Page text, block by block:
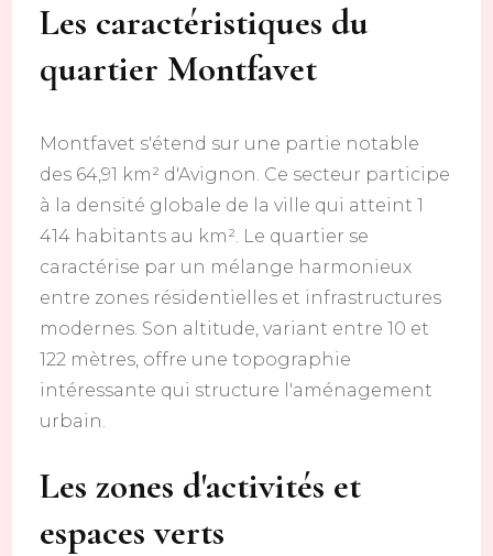
Les caractéristiques du
quartier Montfavet
Montfavet s'étend sur une partie notable
des 64,91 km² d'Avignon. Ce secteur participe
à la densité globale de la ville qui atteint 1
414 habitants au km². Le quartier se
caractérise par un mélange harmonieux
entre zones résidentielles et infrastructures
modernes. Son altitude, variant entre 10 et
122 mètres, offre une topographie
intéressante qui structure l'aménagement
urbain.
Les zones d'activités et
espaces verts